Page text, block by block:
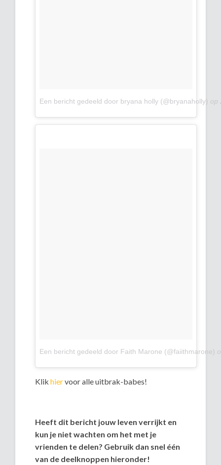
Een bericht gedeeld door bryana holly (@bryanaholly) op
Een bericht gedeeld door Faith Marone (@faiithmarone)
Klikhiervoor alle uitbrak-babes!
Heeft dit bericht jouw leven verrijkt en
kun je niet wachten om het met je
vrienden te delen? Gebruik dan snel één
van de deelknoppen hieronder!